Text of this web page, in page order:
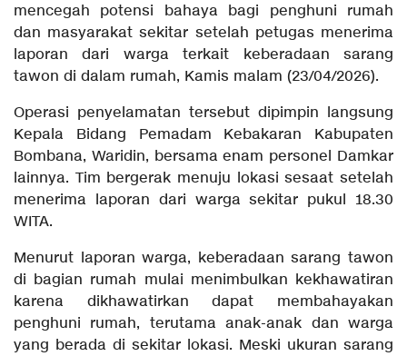
mencegah potensi bahaya bagi penghuni rumah
dan masyarakat sekitar setelah petugas menerima
laporan dari warga terkait keberadaan sarang
tawon di dalam rumah, Kamis malam (23/04/2026).
Operasi penyelamatan tersebut dipimpin langsung
Kepala Bidang Pemadam Kebakaran Kabupaten
Bombana, Waridin, bersama enam personel Damkar
lainnya. Tim bergerak menuju lokasi sesaat setelah
menerima laporan dari warga sekitar pukul 18.30
WITA.
Menurut laporan warga, keberadaan sarang tawon
di bagian rumah mulai menimbulkan kekhawatiran
karena dikhawatirkan dapat membahayakan
penghuni rumah, terutama anak-anak dan warga
yang berada di sekitar lokasi. Meski ukuran sarang